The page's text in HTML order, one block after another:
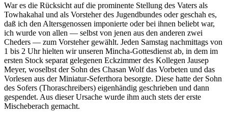
War es die Rücksicht auf die prominente Stellung des Vaters als
Towhakahal und als Vorsteher des Jugendbundes oder geschah es,
daß ich den Altersgenossen imponierte oder bei ihnen beliebt war,
ich wurde von allen — selbst von jenen aus den anderen zwei
Cheders — zum Vorsteher gewählt. Jeden Samstag nachmittags von
1 bis 2 Uhr hielten wir unseren Mincha-Gottesdienst ab, in dem im
ersten Stock separat gelegenen Eckzimmer des Kollegen Jausep
Meyer, woselbst der Sohn des Chasan Wolf das Vorbeten und das
Vorlesen aus der Miniatur-Seferthora besorgte. Diese hatte der Sohn
des Sofers (Thoraschreibers) eigenhändig geschrieben und dann
gespendet. Aus dieser Ursache wurde ihm auch stets der erste
Mischeberach gemacht.